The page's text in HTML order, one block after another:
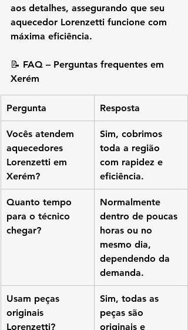
aos detalhes, assegurando que seu
aquecedor Lorenzetti funcione com
máxima eficiência.
📝 FAQ – Perguntas frequentes em
Xerém
Pergunta Resposta
Vocês atendem
aquecedores
Lorenzetti em
Xerém?
Sim, cobrimos
toda a região
com rapidez e
eficiência.
Quanto tempo
para o técnico
chegar?
Normalmente
dentro de poucas
horas ou no
mesmo dia,
dependendo da
demanda.
Usam peças
originais
Lorenzetti?
Sim, todas as
peças são
originais e